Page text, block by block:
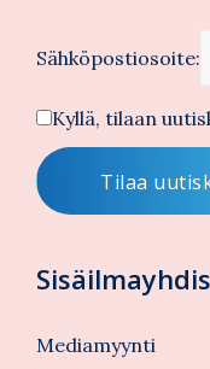
Sähköpostiosoite:
Kyllä, tilaan
Mediamyynti